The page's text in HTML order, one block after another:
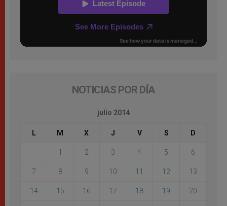
NOTICIAS POR DÍA
julio 2014
L M X J V S D
1 2 3 4 5 6
7 8 9 10 11 12 13
14 15 16 17 18 19 20